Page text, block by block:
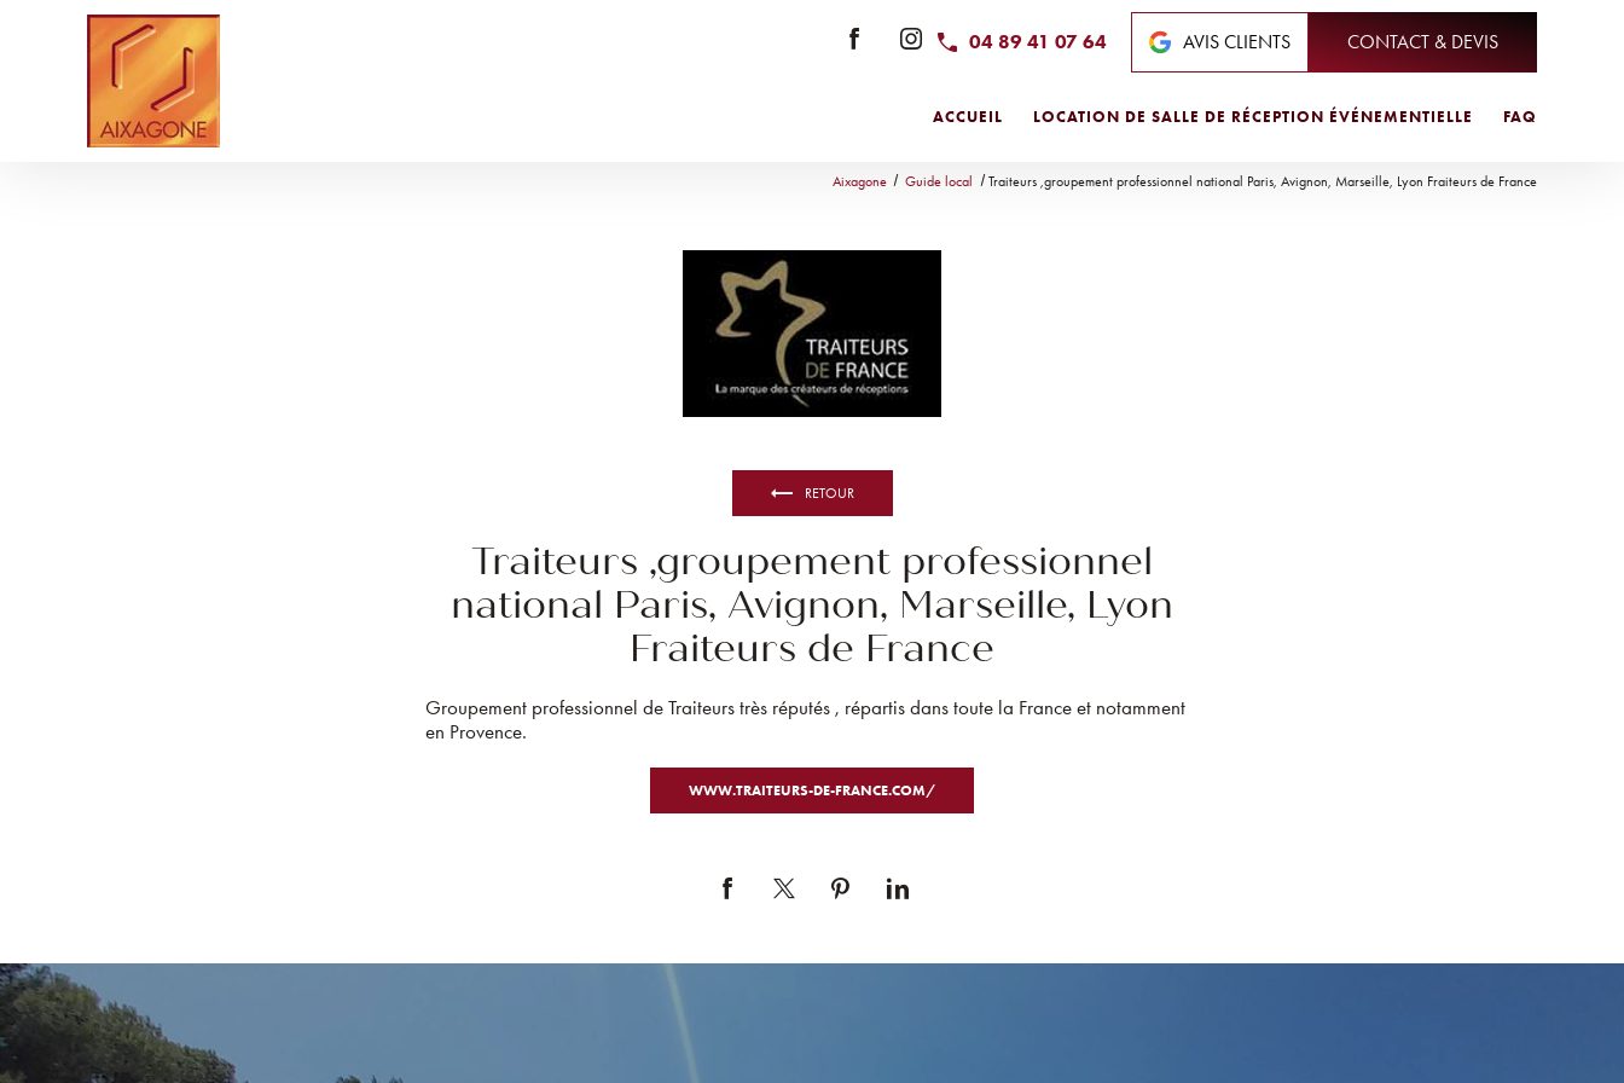
04 89 41 07 64 AVIS CLIENTS CONTACT & DEVIS
ACCUEIL LOCATION DE SALLE DE RÉCEPTION ÉVÉNEMENTIELLE FAQ
Aixagone Guide local Traiteurs ,groupement professionnel national Paris, Avignon, Marseille, Lyon Fraiteurs de France
RETOUR
Traiteurs ,groupement professionnel
national Paris, Avignon, Marseille, Lyon
Fraiteurs de France
Groupement professionnel de Traiteurs très réputés , répartis dans toute la France et notamment
en Provence.
WWW.TRAITEURS-DE-FRANCE.COM/
Panneau de gestion des cookies